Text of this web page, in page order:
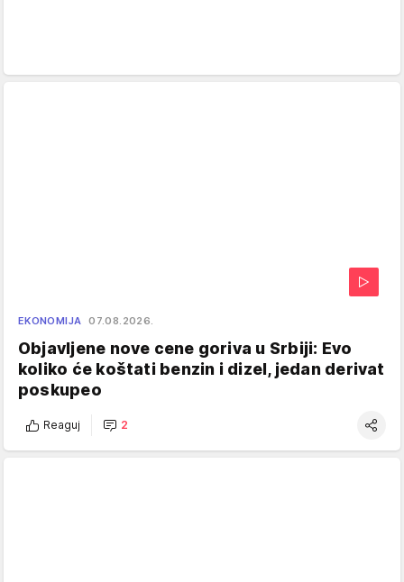
EKONOMIJA 07.08.2026.
Objavljene nove cene goriva u Srbiji: Evo
koliko će koštati benzin i dizel, jedan derivat
poskupeo
Reaguj 2